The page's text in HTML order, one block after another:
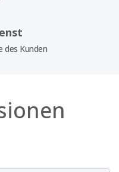
des Kunden